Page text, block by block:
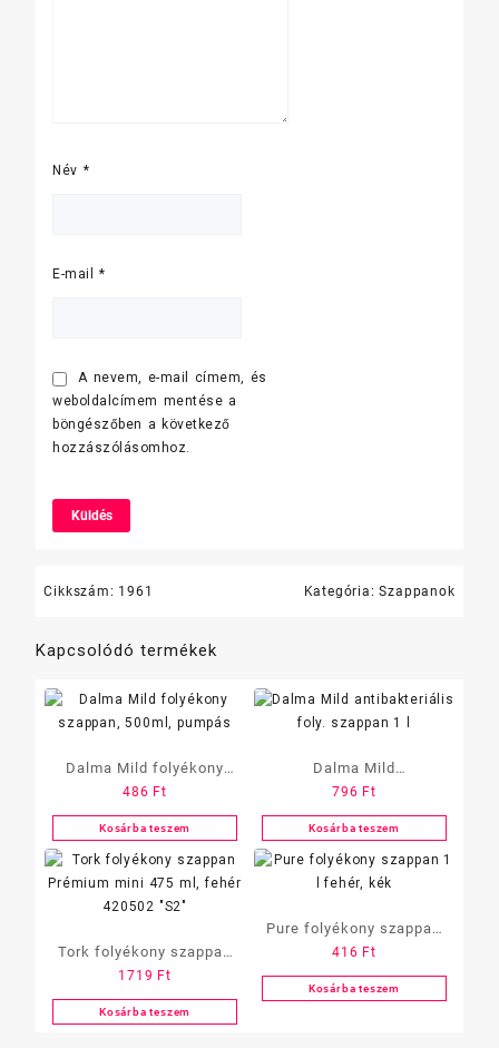
Név *
E-mail*
A nevem, e-mail címem, és
weboldalcímem mentése a
böngészőben a következő
hozzászólásomhoz.
Cikkszám: 1961 Kategória:Szappanok
Kapcsolódó termékek
Dalma Mild folyékony
szappan, 500ml, pumpás
486 Ft
Kosárba teszem
Dalma Mild
antibakteriális foly.
szappan 1 l
796 Ft
Kosárba teszem
Tork folyékony szappan
Prémium mini 475 ml,
fehér 420502 „S2”
1719 Ft
Kosárba teszem
Pure folyékony szappan
1 l fehér, kék
416 Ft
Kosárba teszem